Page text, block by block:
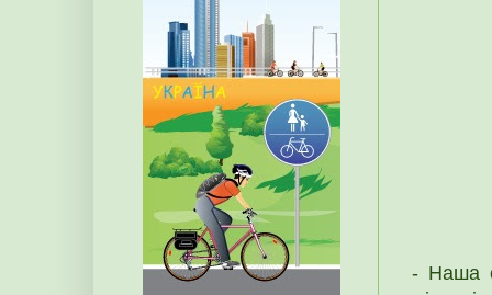
- Наша